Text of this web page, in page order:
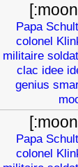
Papa
colonel
militaire soldat
clac idee
genius
Papa
colonel